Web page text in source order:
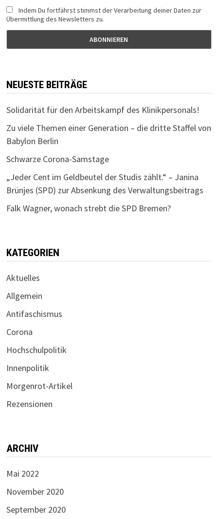
Indem Du fortfährst stimmst der Verarbeitung deiner Daten zur
Übermittlung des Newsletters zu.
NEUESTE BEITRÄGE
Solidarität für den Arbeitskampf des Klinikpersonals!
Zu viele Themen einer Generation – die dritte Staffel von
Babylon Berlin
Schwarze Corona-Samstage
„Jeder Cent im Geldbeutel der Studis zählt.“ – Janina
Brünjes (SPD) zur Absenkung des Verwaltungsbeitrags
Falk Wagner, wonach strebt die SPD Bremen?
KATEGORIEN
Aktuelles
Allgemein
Antifaschismus
Corona
Hochschulpolitik
Innenpolitik
Morgenrot-Artikel
Rezensionen
ARCHIV
Mai 2022
November 2020
September 2020